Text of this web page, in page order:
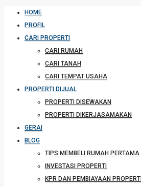
HOME
PROFIL
CARI PROPERTI
CARI RUMAH
CARI TANAH
CARI TEMPAT USAHA
PROPERTI DIJUAL
PROPERTI DISEWAKAN
PROPERTI DIKERJASAMAKAN
GERAI
BLOG
TIPS MEMBELI RUMAH PERTAMA
INVESTASI PROPERTI
KPR DAN PEMBIAYAAN PROPERTI